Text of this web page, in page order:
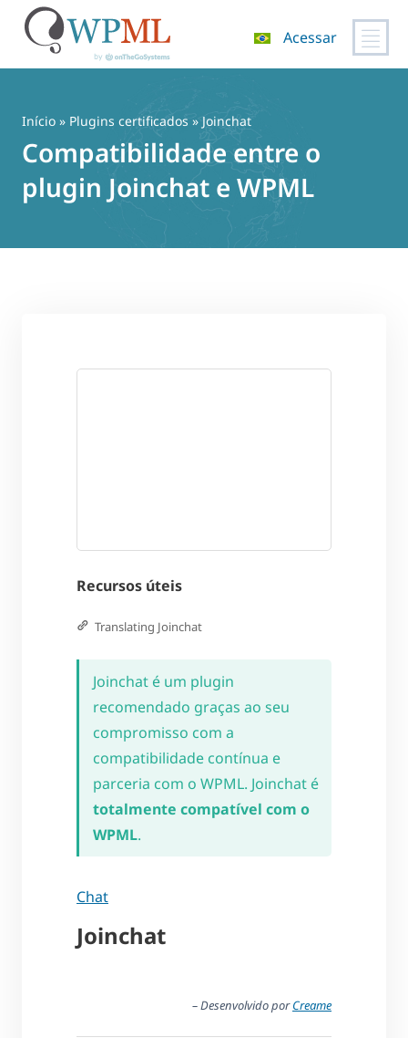
Acessar
Início » Plugins certificados » Joinchat
Compatibilidade entre o
plugin Joinchat e WPML
Recursos úteis
Translating Joinchat
Joinchat é um plugin
recomendado graças ao seu
compromisso com a
compatibilidade contínua e
parceria com o WPML. Joinchat é
totalmente compatível com o
WPML.
Chat
Joinchat
– Desenvolvido porCreame